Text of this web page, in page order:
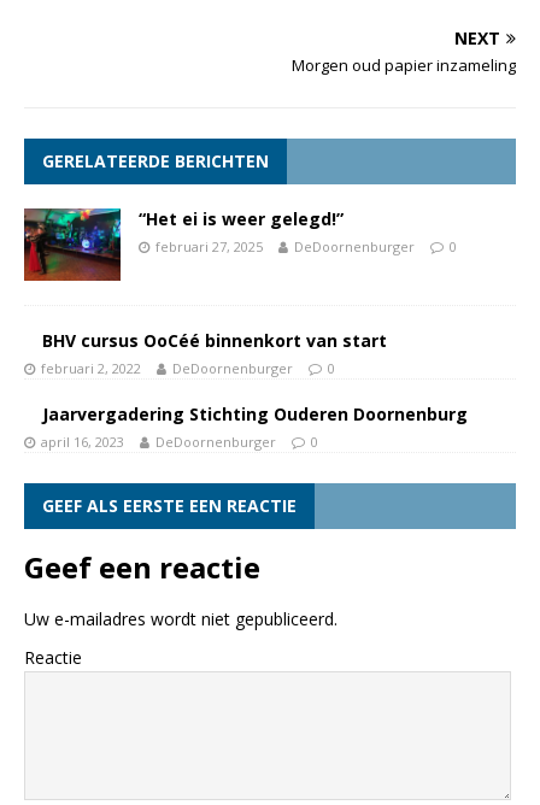
NEXT
Morgen oud papier inzameling
GERELATEERDE BERICHTEN
“Het ei is weer gelegd!”
februari 27, 2025 DeDoornenburger 0
BHV cursus OoCéé binnenkort van start
februari 2, 2022 DeDoornenburger 0
Jaarvergadering Stichting Ouderen Doornenburg
april 16, 2023 DeDoornenburger 0
GEEF ALS EERSTE EEN REACTIE
Geef een reactie
Uw e-mailadres wordt niet gepubliceerd.
Reactie